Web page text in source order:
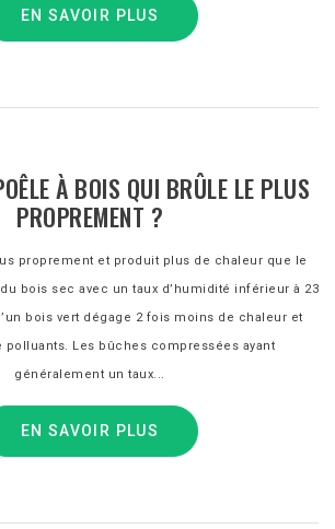
EN SAVOIR PLUS
À BOIS QUI BRÛLE LE PLUS
PROPREMENT ?
proprement et produit plus de chaleur que le
bois sec avec un taux d’humidité inférieur à 23
bois vert dégage 2 fois moins de chaleur et
polluants. Les bûches compressées ayant
généralement un taux...
EN SAVOIR PLUS